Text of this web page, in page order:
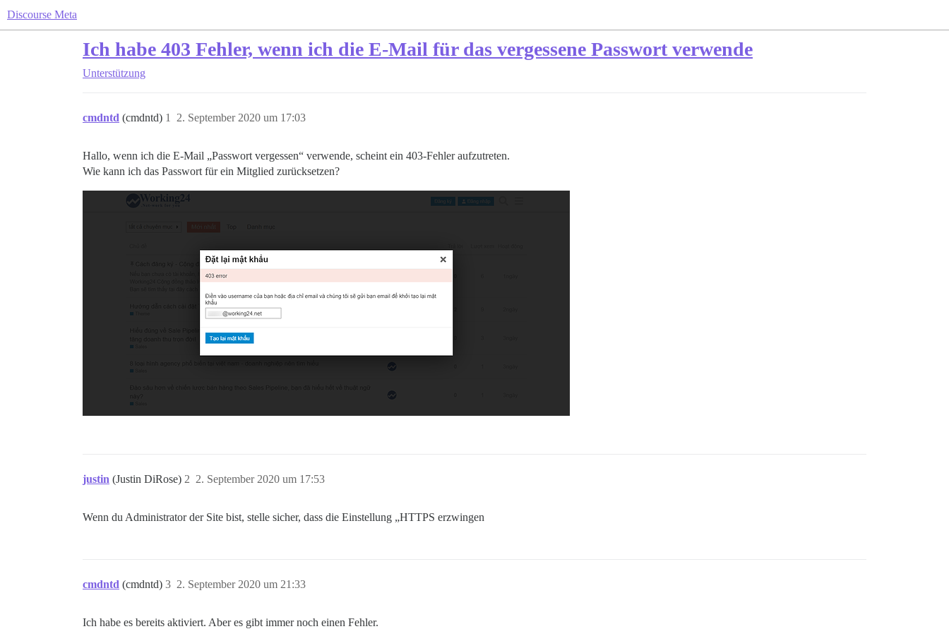
Discourse Meta
Ich habe 403 Fehler, wenn ich die E-Mail für das vergessene Passwort verwende
Unterstützung
cmdntd (cmdntd) 2. September 2020 um 17:03
1
Hallo, wenn ich die E-Mail „Passwort vergessen“ verwende, scheint ein 403-Fehler aufzutreten.
Wie kann ich das Passwort für ein Mitglied zurücksetzen?
justin (Justin DiRose) 2. September 2020 um 17:53
2
Wenn du Administrator der Site bist, stelle sicher, dass die Einstellung „HTTPS erzwingen
cmdntd (cmdntd) 2. September 2020 um 21:33
3
Ich habe es bereits aktiviert. Aber es gibt immer noch einen Fehler.